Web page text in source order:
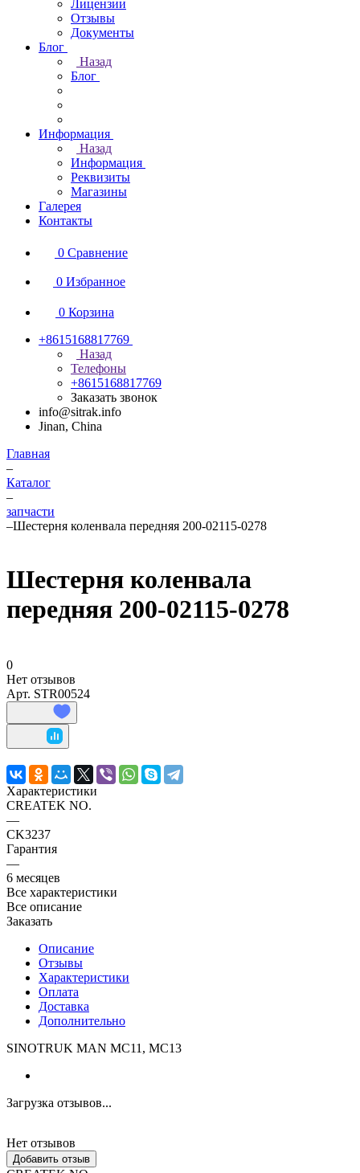
Лицензии
Отзывы
Документы
Блог
Назад
Блог
Информация
Назад
Информация
Реквизиты
Магазины
Галерея
Контакты
0 Сравнение
0 Избранное
0 Корзина
+8615168817769
Назад
Телефоны
+8615168817769
Заказать звонок
info@sitrak.info
Jinan, China
Главная
–
Каталог
–
запчасти
–Шестерня коленвала передняя 200-02115-0278
Шестерня коленвала
передняя 200-02115-0278
0
Нет отзывов
Арт. STR00524
Характеристики
CREATEK NO.
—
CK3237
Гарантия
—
6 месяцев
Все характеристики
Все описание
Заказать
Описание
Отзывы
Характеристики
Оплата
Доставка
Дополнительно
SINOTRUK MAN MC11, MC13
Загрузка отзывов...
Нет отзывов
Добавить отзыв